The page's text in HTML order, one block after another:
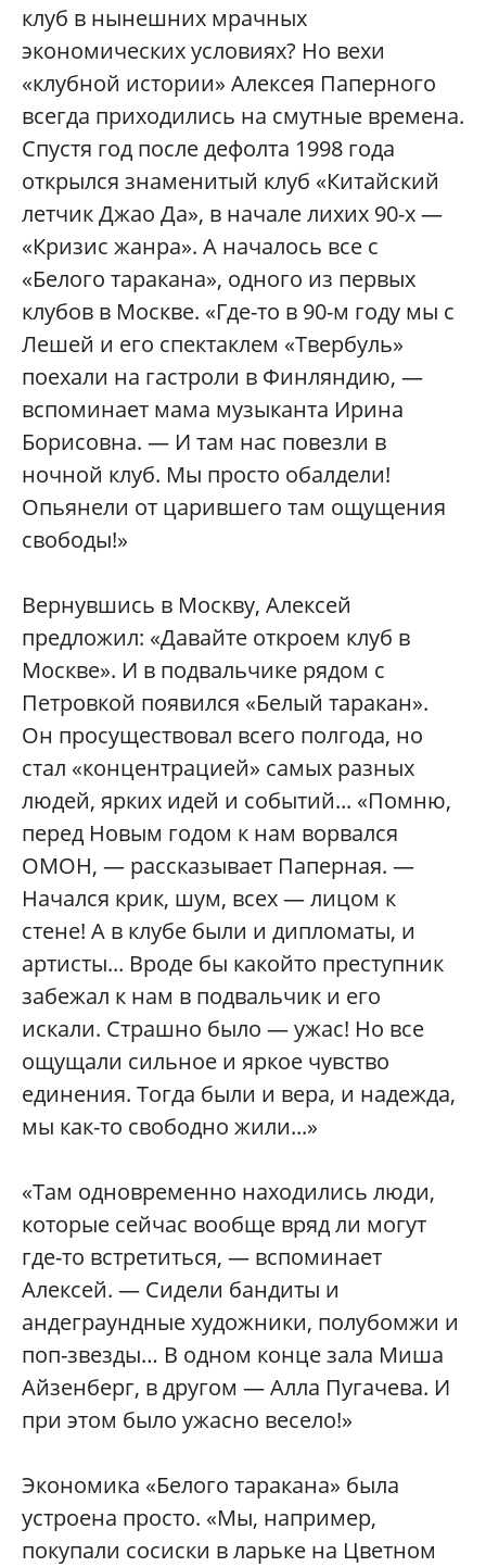
клуб в нынешних мрачных
экономических условиях? Но вехи
«клубной истории» Алексея Паперного
всегда приходились на смутные времена.
Спустя год после дефолта 1998 года
открылся знаменитый клуб «Китайский
летчик Джао Да», в начале лихих 90-х —
«Кризис жанра». А началось все с
«Белого таракана», одного из первых
клубов в Москве. «Где-то в 90-м году мы с
Лешей и его спектаклем «Твербуль»
поехали на гастроли в Финляндию, —
вспоминает мама музыканта Ирина
Борисовна. — И там нас повезли в
ночной клуб. Мы просто обалдели!
Опьянели от царившего там ощущения
свободы!»
Вернувшись в Москву, Алексей
предложил: «Давайте откроем клуб в
Москве». И в подвальчике рядом с
Петровкой появился «Белый таракан».
Он просуществовал всего полгода, но
стал «концентрацией» самых разных
людей, ярких идей и событий... «Помню,
перед Новым годом к нам ворвался
ОМОН, — рассказывает Паперная. —
Начался крик, шум, всех — лицом к
стене! А в клубе были и дипломаты, и
артисты... Вроде бы какойто преступник
забежал к нам в подвальчик и его
искали. Страшно было — ужас! Но все
ощущали сильное и яркое чувство
единения. Тогда были и вера, и надежда,
мы как-то свободно жили...»
«Там одновременно находились люди,
которые сейчас вообще вряд ли могут
где-то встретиться, — вспоминает
Алексей. — Сидели бандиты и
андеграундные художники, полубомжи и
поп-звезды… В одном конце зала Миша
Айзенберг, в другом — Алла Пугачева. И
при этом было ужасно весело!»
Экономика «Белого таракана» была
устроена просто. «Мы, например,
покупали сосиски в ларьке на Цветном